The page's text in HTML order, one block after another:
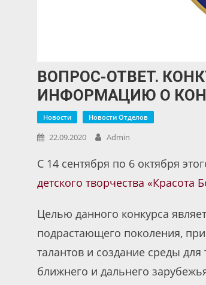
ВОПРОС-ОТВЕТ.
ИНФОРМАЦИЮ О
Новости Новости Отделов
22.09.2020 Admin
С 14 сентября по 6 октября
детского творчества «Красота
Целью данного конкурса
подрастающего поколения,
талантов и создание среды
ближнего и дальнего